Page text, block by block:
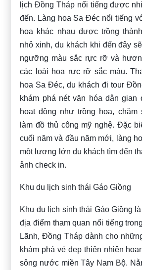
lịch Đồng Tháp nổi tiếng được
đến. Làng hoa Sa Đéc nổi tiếng
hoa khác nhau được trồng
nhỏ xinh, du khách khi đến đây
ngưỡng màu sắc rực rỡ và
các loài hoa rực rỡ sắc màu.
hoa Sa Đéc, du khách đi tour
khám phá nét văn hóa dân gian
hoạt động như trồng hoa, chăm
làm đồ thủ công mỹ nghệ. Đặc
cuối năm và đầu năm mới, làng
một lượng lớn du khách tìm đến
ảnh check in.
Khu du lịch sinh thái Gáo Giồng
Khu du lịch sinh thái Gáo Giồng
địa điểm tham quan nổi tiếng
Lãnh, Đồng Tháp dành cho
khám phá vẻ đẹp thiên nhiên
sông nước miền Tây Nam Bộ.